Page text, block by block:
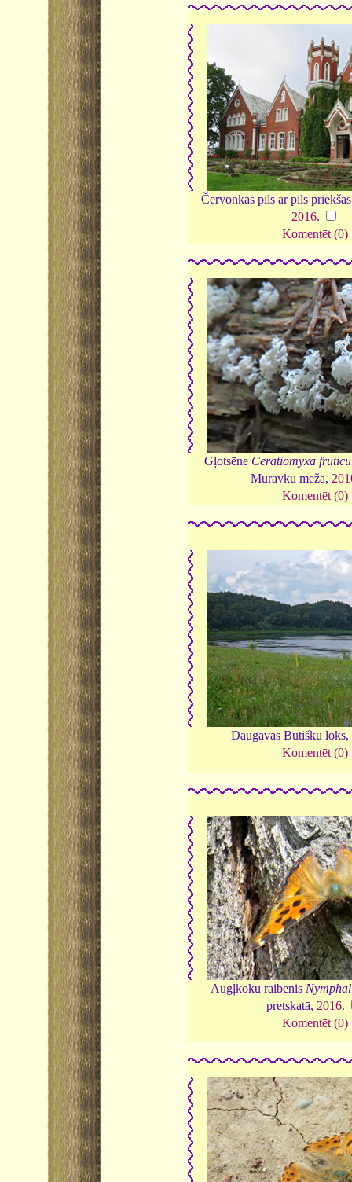
Červonkas pils ar pils
2016.
Komentēt (0)
Gļotsēne Ceratiomyxa
Muravku mežā,
Komentēt (0)
Daugavas Butišku loks,
Komentēt (0)
Augļkoku raibenis
pretskatā, 2016.
Komentēt (0)